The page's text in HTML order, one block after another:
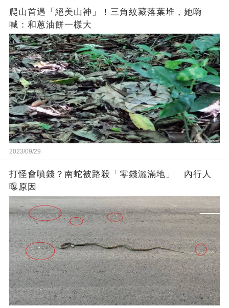
爬山首遇「絕美山神」！三角紋藏落葉堆，她嗨
喊：和蔥油餅一樣大
2023/09/29
打怪會噴錢？南蛇被路殺「零錢灑滿地」 內行人
曝原因